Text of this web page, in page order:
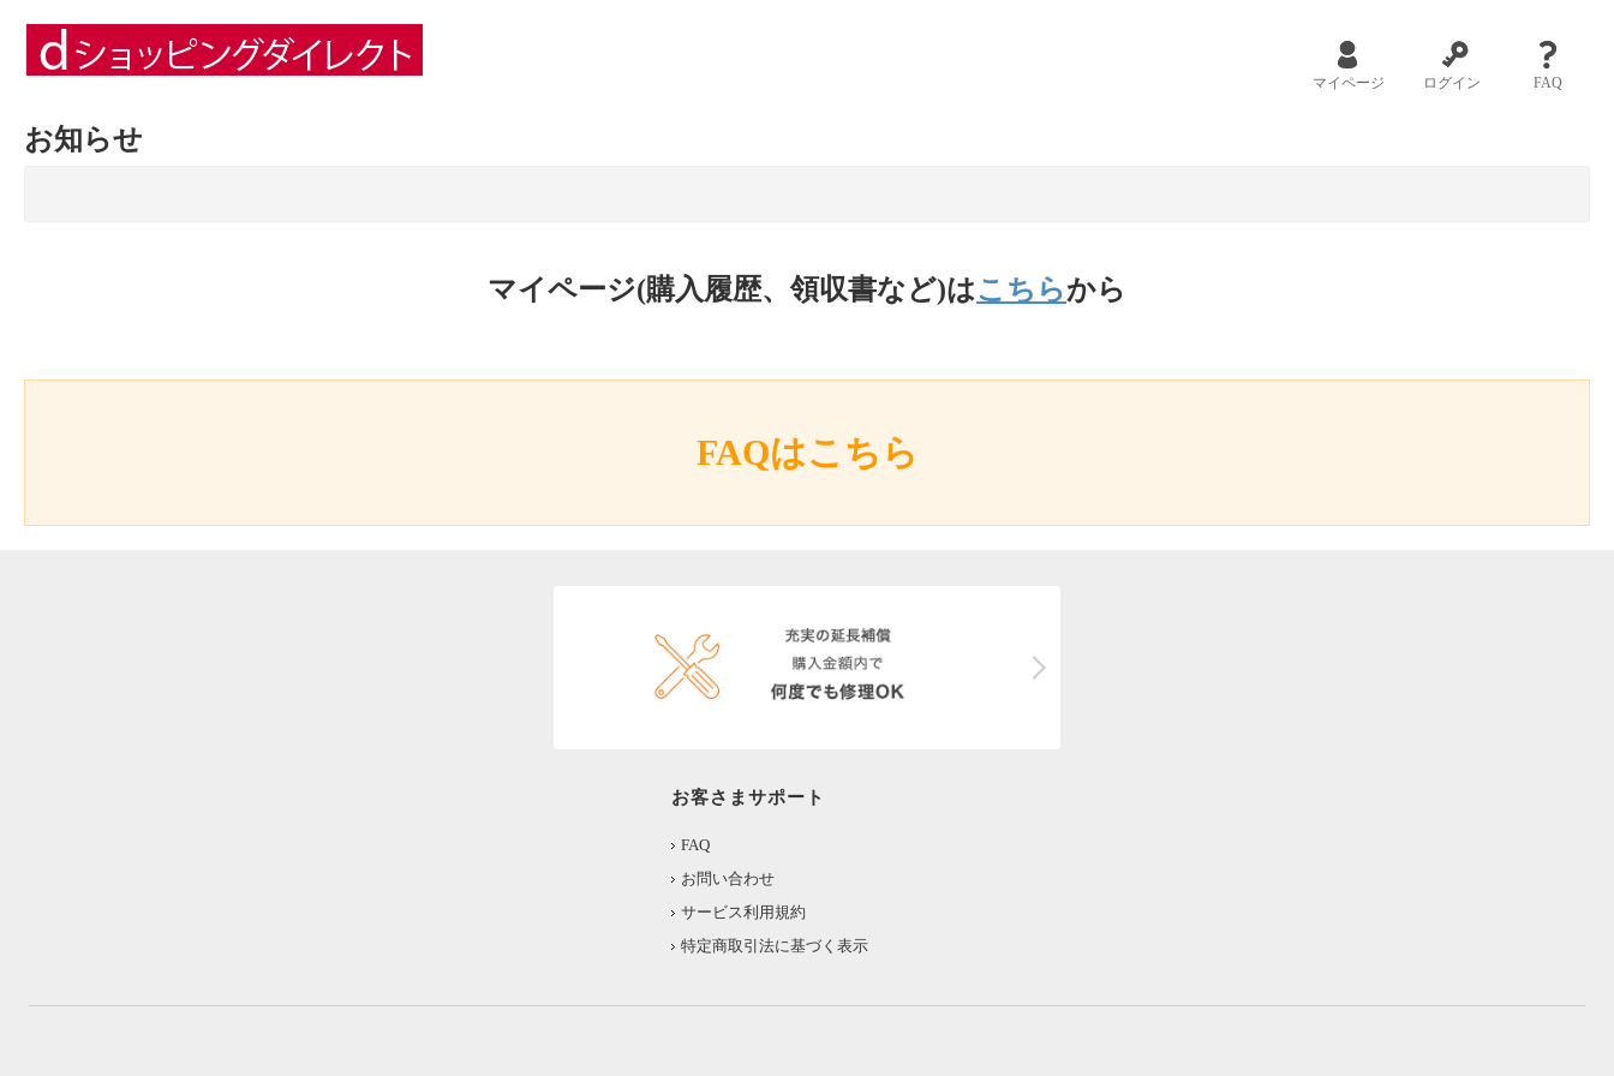
マイページ ログイン FAQ
お知らせ
マイページ(購入履歴、領収書など)はこちらから
FAQはこちら
お客さまサポート
FAQ
お問い合わせ
サービス利用規約
特定商取引法に基づく表示